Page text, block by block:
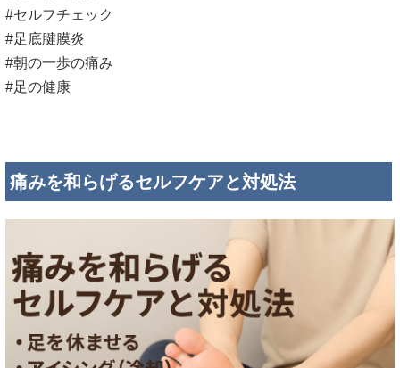
#セルフチェック
#足底腱膜炎
#朝の一歩の痛み
#足の健康
痛みを和らげるセルフケアと対処法